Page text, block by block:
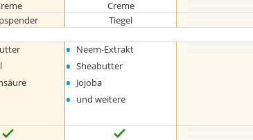
Creme
Tiegel
• Neem-Extrakt
• Sheabutter
• Jojoba
• und weitere